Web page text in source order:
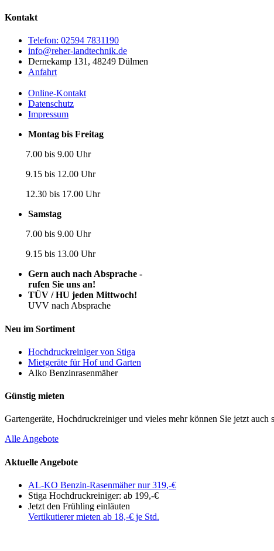
Kontakt
Telefon: 02594 7831190
info@reher-landtechnik.de
Dernekamp 131, 48249 Dülmen
Anfahrt
Online-Kontakt
Datenschutz
Impressum
Montag bis Freitag
7.00 bis 9.00 Uhr
9.15 bis 12.00 Uhr
12.30 bis 17.00 Uhr
Samstag
7.00 bis 9.00 Uhr
9.15 bis 13.00 Uhr
Gern auch nach Absprache -
rufen Sie uns an!
TÜV / HU jeden Mittwoch!
UVV nach Absprache
Neu im Sortiment
Hochdruckreiniger von Stiga
Mietgeräte für Hof und Garten
Alko Benzinrasenmäher
Günstig mieten
Gartengeräte, Hochdruckreiniger und vieles mehr können Sie jetzt auch
Alle Angebote
Aktuelle Angebote
AL-KO Benzin-Rasenmäher nur 319,-€
Stiga Hochdruckreiniger: ab 199,-€
Jetzt den Frühling einläuten
Vertikutierer mieten ab 18,-€ je Std.